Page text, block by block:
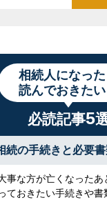
相続人になった
読んでおきたい
必読記事5
続の手続きと必要
事な方が亡くなったあ
ておきたい手続きや書